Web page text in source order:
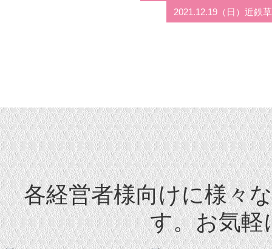
2021.12.19（日）近鉄
各経営者様向けに様々
す。お気軽